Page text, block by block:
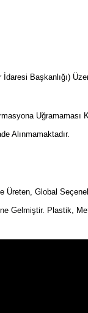
Başkanlığı)
Uğramaması
Alınmamaktadır.
Üreten, Global
Gelmiştir. Plastik,